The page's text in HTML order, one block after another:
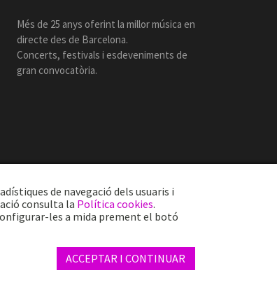
Més de 25 anys oferint la millor música en
directe des de Barcelona.
Concerts, festivals i esdeveniments de
gran convocatòria.
de navegació dels usuaris i
consulta la Política cookies.
les a mida prement el botó
ACCEPTAR I CONTINUAR